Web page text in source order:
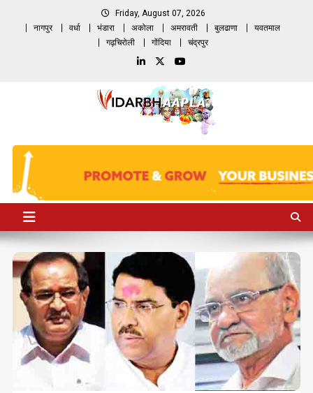
Friday, August 07, 2026
नागपुर
वर्धा भंडारा अकोला अमरावती बुलढाणा
यवतमाल
गढ़चिरोली
गोंदिया चंद्रपुर